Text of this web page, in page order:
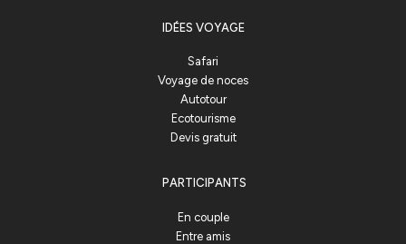
IDÉES VOYAGE
Safari
Voyage de noces
Autotour
Ecotourisme
Devis gratuit
PARTICIPANTS
En couple
Entre amis